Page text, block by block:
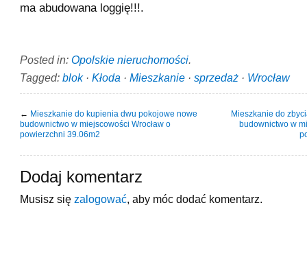
ma abudowana loggię!!!.
Posted in: Opolskie nieruchomości.
Tagged: blok· Kłoda · Mieszkanie · sprzedaż · Wrocław
← Mieszkanie do kupienia dwu pokojowe nowe
budownictwo w miejscowości Wrocław o
powierzchni 39.06m2
Mieszkanie do
budownictwo w
Dodaj komentarz
Musisz się zalogować , aby móc dodać komentarz.